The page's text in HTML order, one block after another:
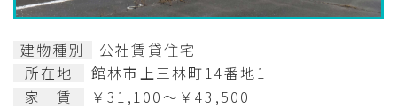
建物種別
公社賃貸住宅
所在地
館林市上三林町14番地1
家 賃
￥31,100～￥43,500